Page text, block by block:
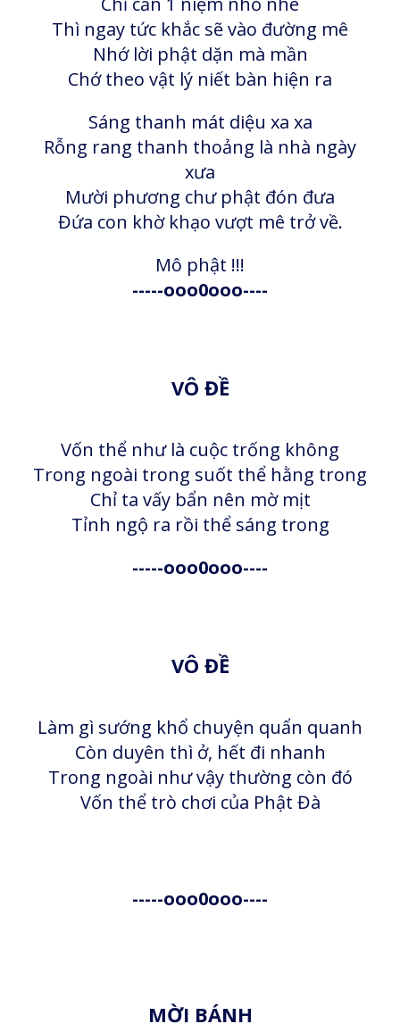
Thì ngay tức khắc sẽ vào đường mê
Nhớ lời phật dặn mà mần
Chớ theo vật lý niết bàn hiện ra
Sáng thanh mát diệu xa xa
Rỗng rang thanh thoảng là nhà ngày
xưa
Mười phương chư phật đón đưa
Đứa con khờ khạo vượt mê trở về.
Mô phật !!!
-----ooo0ooo----
VÔ ĐỀ
Vốn thể như là cuộc trống không
Trong ngoài trong suốt thể hằng trong
Chỉ ta vấy bẩn nên mờ mịt
Tỉnh ngộ ra rồi thể sáng trong
-----ooo0ooo----
VÔ ĐỀ
Làm gì sướng khổ chuyện quẩn quanh
Còn duyên thì ở, hết đi nhanh
Trong ngoài như vậy thường còn đó
Vốn thể trò chơi của Phật Đà
-----ooo0ooo----
MỜI BÁNH